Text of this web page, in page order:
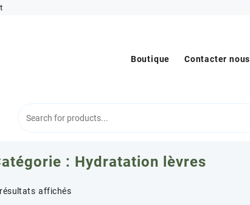
Boutique Contacter nous
: Hydratation lèvres
affichésTrié